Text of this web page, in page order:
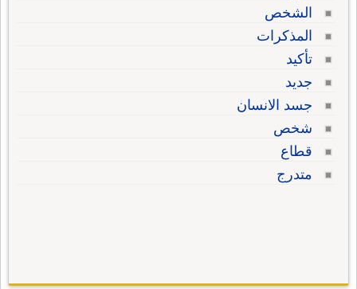
الشخص
المذكرات
تأكيد
جديد
جسد الانسان
شخص
قطاع
متدرج